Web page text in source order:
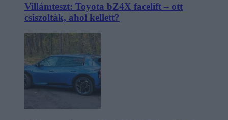
Villámteszt: Toyota bZ4X facelift – ott
csiszolták, ahol kellett?